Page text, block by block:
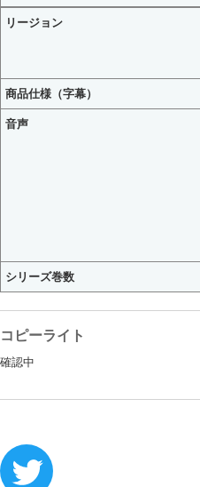
リージョン
商品仕様（字幕）
音声
シリーズ巻数
コピーライト
確認中